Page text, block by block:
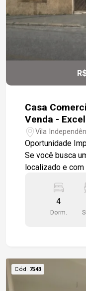
Casa
Venda -
Zona Leste, próximo ao Colégio
Salesiano.
Vila
Oportunidade
Se você busca
localizado e
Localizado em
Leste, com fácil
cercado por
consultórios,
beleza, estúdios
4
Dorm.
Cód. 7543